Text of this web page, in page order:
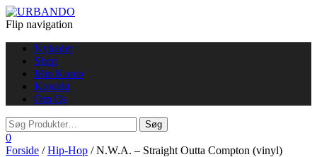
Flip navigation
Nyheder
Shop
Min Konto
Kontakt
Om Os
0
Forside /Hip-Hop / N.W.A. – Straight Outta Compton (vinyl)